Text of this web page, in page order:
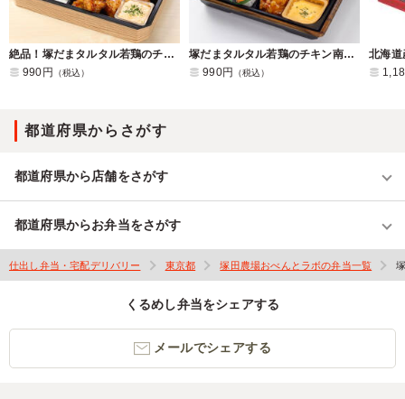
絶品！塚だまタルタル若鶏のチキン南蛮弁当
990円
（税込）
塚だまタルタル若鶏のチキン南蛮と塩鮭の幕ノ内弁当
990円
（税込）
都道府県からさがす
都道府県から店舗をさがす
都道府県からお弁当をさがす
仕出し弁当・宅配デリバリー 東京都 塚田農場おべんとラボの弁当一覧
くるめし弁当をシェアする
メールでシェアする